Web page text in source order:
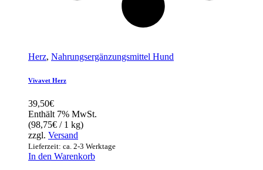
Herz, Nahrungsergänzungsmittel Hund
Vivavet Herz
39,50€
Enthält 7% MwSt.
(98,75€ / 1 kg)
zzgl. Versand
Lieferzeit: ca. 2-3 Werktage
In den Warenkorb